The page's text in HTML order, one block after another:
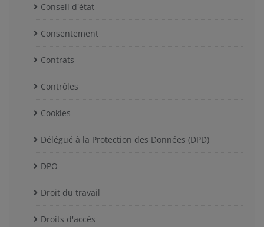
Conseil d'état
Consentement
Contrats
Contrôles
Cookies
Délégué à la Protection des Données (DPD)
DPO
Droit du travail
Droits d'accès